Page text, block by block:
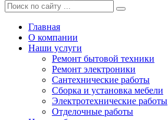
Главная
О компании
Наши услуги
Ремонт бытовой техники
Ремонт электроники
Сантехнические работы
Сборка и установка мебели
Электротехнические работы
Отделочные работы